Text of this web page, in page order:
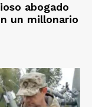
abogado
un millonario